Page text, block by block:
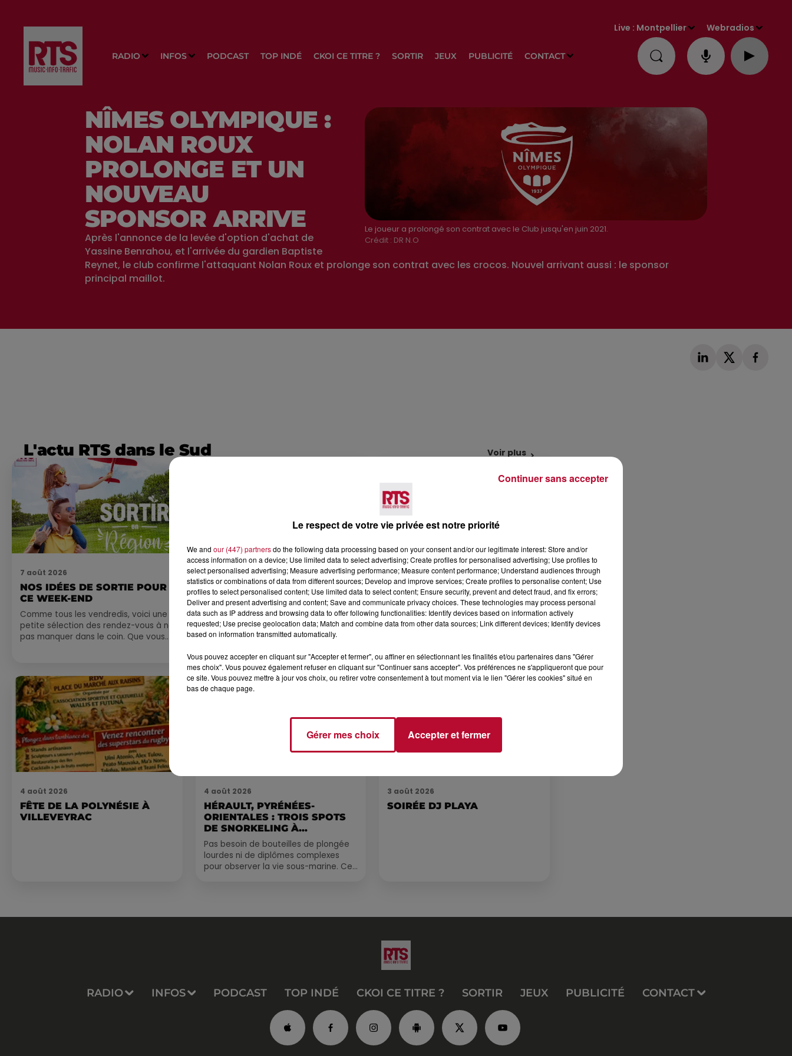
RADIO INFOS PODCAST TOP INDÉ CKOI CE TITRE ? SORTIR JEUX PUBLICITÉ CONTACT
Live : Montpellier Webradios
Le joueur a prolongé son contrat avec le Club jusqu'en juin 2021.
Crédit : DR N.O
NÎMES OLYMPIQUE :
NOLAN ROUX
PROLONGE ET UN
NOUVEAU
SPONSOR ARRIVE
Après l'annonce de la levée d'option d'achat de
Yassine Benrahou, et l'arrivée du gardien Baptiste
Reynet, le club confirme l'attaquant Nolan Roux et prolonge son contrat avec les crocos. Nouvel arrivant aussi : le sponsor
principal maillot.
L'actu RTS dans le Sud Voir plus
7 août 2026
NOS IDÉES DE SORTIE POUR
CE WEEK-END
Comme tous les vendredis, voici une
petite sélection des rendez-vous à ne
pas manquer dans le coin. Que vous
7 août 2026
DINER CONCERT À LA MJC DE
MARSEILLAN
6 août 2026
NÎMES : « LE RÊVE DU
GLADIATEUR » INVESTIT LES
ARÈNES CES 3...
Après un franc succès l'été dernier, le
romain les 6, 7 et 8 août. Une fresque
nocturne...
4 août 2026
FÊTE DE LA POLYNÉSIE À
VILLEVEYRAC
4 août 2026
HÉRAULT, PYRÉNÉES-
ORIENTALES : TROIS SPOTS
DE SNORKELING À
EXPLORER...
Pas besoin de bouteilles de plongée
lourdes ni de diplômes complexes
pour observer la vie sous-marine. Cet
3 août 2026
SOIRÉE DJ PLAYA
RADIO INFOS PODCAST TOP INDÉ CKOI CE TITRE ? SORTIR JEUX PUBLICITÉ CONTACT
Le respect de votre vie privée est notre priorité
We and our (447) partnersdo the following data processing based on your consent and/or our legitimate interest: Store and/or
access information on a device; Use limited data to select advertising; Create profiles for personalised advertising; Use profiles to
select personalised advertising; Measure advertising performance; Measure content performance; Understand audiences through
statistics or combinations of data from different sources; Develop and improve services; Create profiles to personalise content; Use
profiles to select personalised content; Use limited data to select content; Ensure security, prevent and detect fraud, and fix errors;
Deliver and present advertising and content; Save and communicate privacy choices. These technologies may process personal
data such as IP address and browsing data to offer following functionalities: Identify devices based on information actively
requested; Use precise geolocation data; Match and combine data from other data sources; Link different devices; Identify devices
based on information transmitted automatically.
Vous pouvez accepter en cliquant sur "Accepter et fermer", ou affiner en sélectionnant les finalités et/ou partenaires dans "Gérer
mes choix". Vous pouvez également refuser en cliquant sur "Continuer sans accepter". Vos préférences ne s'appliqueront que pour
ce site. Vous pouvez mettre à jour vos choix, ou retirer votre consentement à tout moment via le lien "Gérer les cookies" situé en
bas de chaque page.
Gérer mes choix Accepter et fermer
Continuer sans accepter